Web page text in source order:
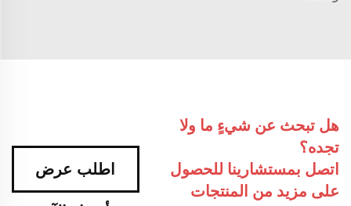
هل تبحث عن شيءٍ ما ولا
تجده؟
اتصل بمستشارينا للحصول
على مزيد من المنتجات
اطلب عرض